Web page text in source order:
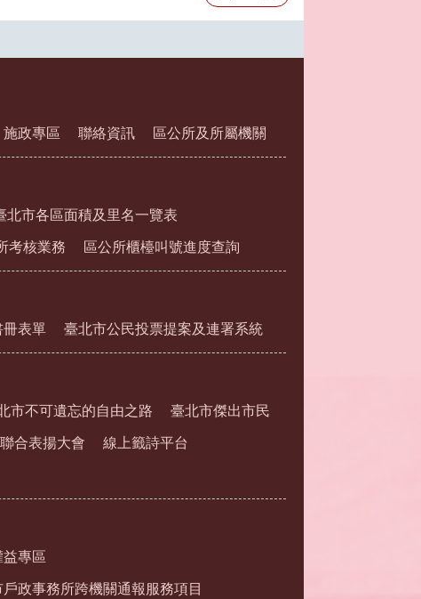
施政專區 聯絡資訊 區公所及所屬機關
北市各區面積及里名一覽表
考核業務 區公所櫃檯叫號進度查詢
冊表單 臺北市公民投票提案及連署系統
市不可遺忘的自由之路 臺北市傑出市民
合表揚大會 線上籤詩平台
專區
政事務所跨機關通報服務項目